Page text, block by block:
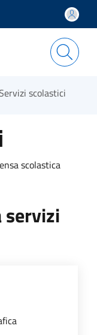
scolastici
scolastica